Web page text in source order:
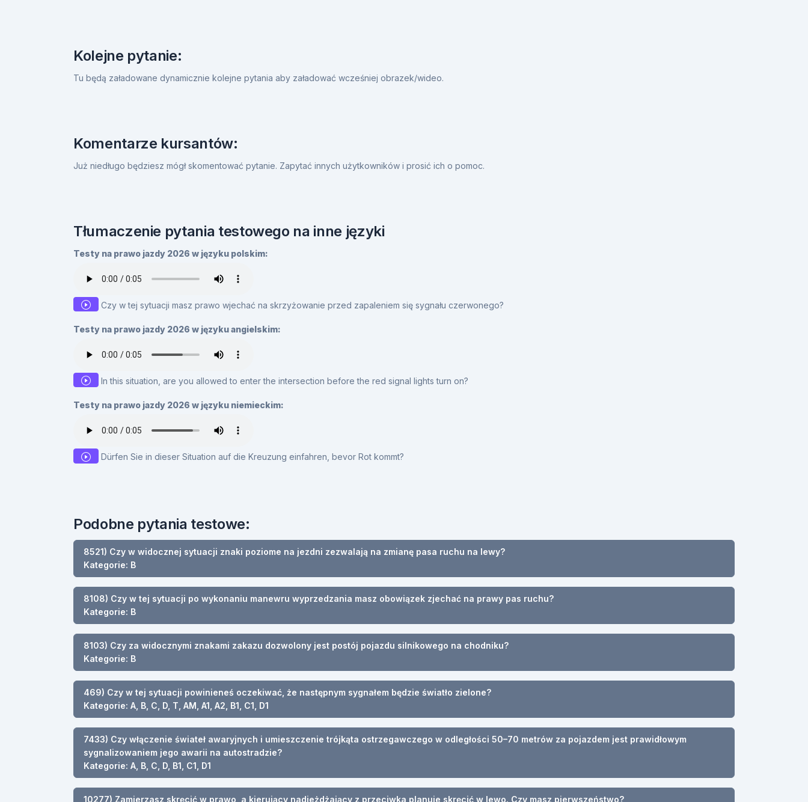
Kolejne pytanie:
Tu będą załadowane dynamicznie kolejne pytania aby załadować wcześniej obrazek/wideo.
Komentarze kursantów:
Już niedługo będziesz mógł skomentować pytanie. Zapytać innych użytkowników i prosić ich o pomoc.
Tłumaczenie pytania testowego na inne języki
Testy na prawo jazdy 2026 w języku polskim:
Czy w tej sytuacji masz prawo wjechać na skrzyżowanie przed zapaleniem się sygnału czerwonego?
Testy na prawo jazdy 2026 w języku angielskim:
In this situation, are you allowed to enter the intersection before the red signal lights turn on?
Testy na prawo jazdy 2026 w języku niemieckim:
Dürfen Sie in dieser Situation auf die Kreuzung einfahren, bevor Rot kommt?
Podobne pytania testowe:
8521) Czy w widocznej sytuacji znaki poziome na jezdni zezwalają na zmianę pasa ruchu na lewy?
Kategorie: B
8108) Czy w tej sytuacji po wykonaniu manewru wyprzedzania masz obowiązek zjechać na prawy pas ruchu?
Kategorie: B
8103) Czy za widocznymi znakami zakazu dozwolony jest postój pojazdu silnikowego na chodniku?
Kategorie: B
469) Czy w tej sytuacji powinieneś oczekiwać, że następnym sygnałem będzie światło zielone?
Kategorie: A, B, C, D, T, AM, A1, A2, B1, C1, D1
7433) Czy włączenie świateł awaryjnych i umieszczenie trójkąta ostrzegawczego w odległości 50–70 metrów za pojazdem jest prawidłowym
sygnalizowaniem jego awarii na autostradzie?
Kategorie: A, B, C, D, B1, C1, D1
10277) Zamierzasz skręcić w prawo, a kierujący nadjeżdżający z przeciwka planuje skręcić w lewo. Czy masz pierwszeństwo?